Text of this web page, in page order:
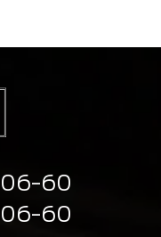
60
60